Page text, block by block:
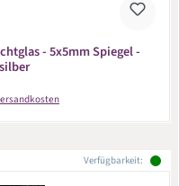
- 5x5mm Spiegel -
Preis:
Verfügbarkeit: